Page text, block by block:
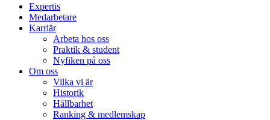
Expertis
Medarbetare
Karriär
Arbeta hos oss
Praktik & student
Nyfiken på oss
Om oss
Vilka vi är
Historik
Hållbarhet
Ranking & medlemskap